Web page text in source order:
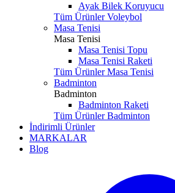
Ayak Bilek Koruyucu
Tüm Ürünler Voleybol
Masa Tenisi
Masa Tenisi
Masa Tenisi Topu
Masa Tenisi Raketi
Tüm Ürünler Masa Tenisi
Badminton
Badminton
Badminton Raketi
Tüm Ürünler Badminton
İndirimli Ürünler
MARKALAR
Blog